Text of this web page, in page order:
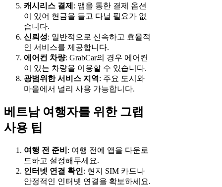
캐시리스 결제 : 앱을 통한 결제 옵션
이 있어 현금을 들고 다닐 필요가 없
습니다.
신뢰성: 일반적으로 신속하고 효율적
인 서비스를 제공합니다.
에어컨 차량: GrabCar의 경우 에어컨
이 있는 차량을 이용할 수 있습니다.
광범위한 서비스 지역: 주요 도시와
마을에서 널리 사용 가능합니다.
베트남 여행자를 위한 그랩
사용 팁
여행 전 준비 : 여행 전에 앱을 다운로
드하고 설정해두세요.
인터넷 연결 확인: 현지 SIM 카드나
안정적인 인터넷 연결을 확보하세요.